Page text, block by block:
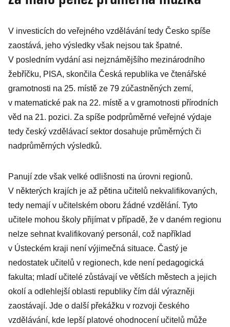
končícím roce,
znamenal
nevídanou
změnu
V investicích do veřejného vzdělávání tedy Česko spíše
zaostává, jeho výsledky však nejsou tak špatné.
V posledním vydání asi nejznámějšího mezinárodního
žebříčku, PISA, skončila Česká republika ve čtenářské
gramotnosti na 25. místě ze 79 zúčastněných zemí,
v matematické pak na 22. místě a v gramotnosti přírodních
věd na 21. pozici. Za spíše podprůměrné veřejné výdaje
tedy český vzdělávací sektor dosahuje průměrných či
nadprůměrných výsledků.
Panují zde však velké odlišnosti na úrovni regionů.
V některých krajích je až pětina učitelů nekvalifikovaných,
tedy nemají v učitelském oboru žádné vzdělání. Tyto
učitele mohou školy přijímat v případě, že v daném regionu
nelze sehnat kvalifikovaný personál, což například
v Ústeckém kraji není výjimečná situace. Častý je
nedostatek učitelů v regionech, kde není pedagogická
fakulta; mladí učitelé zůstávají ve větších městech a jejich
okolí a odlehlejší oblasti republiky čím dál výrazněji
zaostávají. Jde o další překážku v rozvoji českého
vzdělávání, kde lepší platové ohodnocení učitelů může